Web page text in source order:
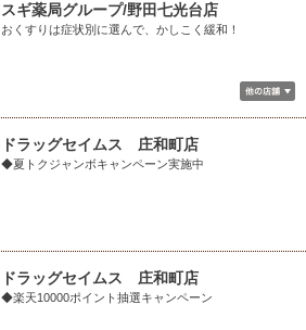
スギ薬局グループ/野田七光台店
おくすりは症状別に選んで、かしこく緩和！
ドラッグセイムス 庄和町店
◆夏トクジャンボキャンペーン実施中
ドラッグセイムス 庄和町店
◆楽天10000ポイント抽選キャンペーン